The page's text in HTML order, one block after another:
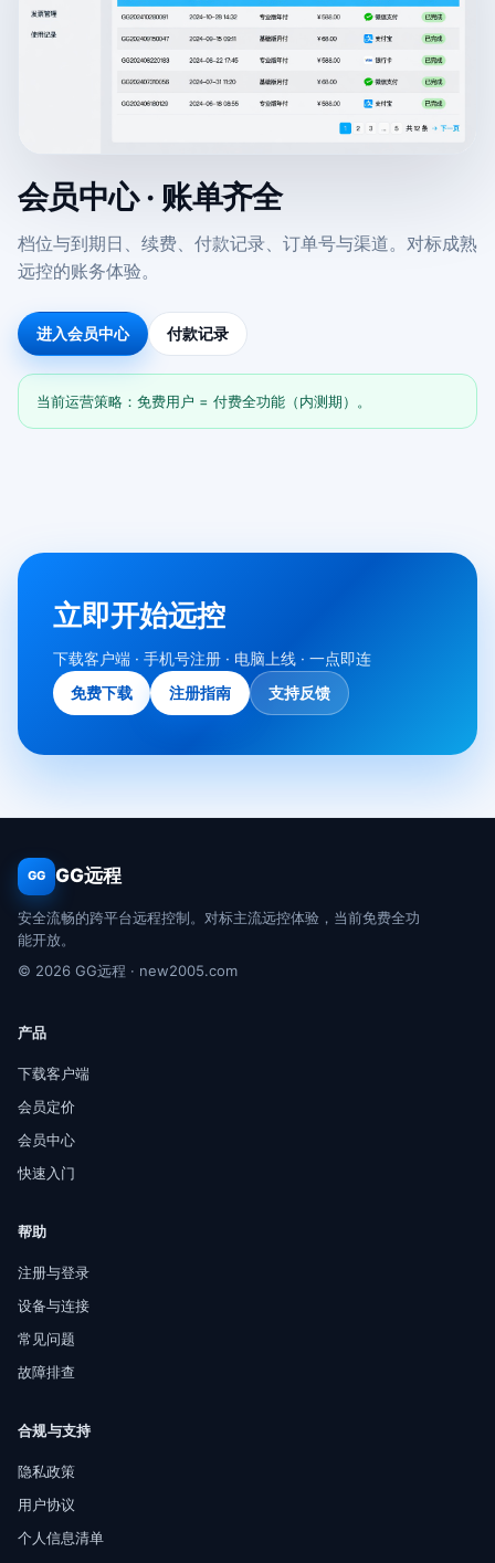
会员中心 · 账单齐全
档位与到期日、续费、付款记录、订单号与渠道。对标成熟
远控的账务体验。
进入会员中心 付款记录
当前运营策略：免费用户 = 付费全功能（内测期）。
立即开始远控
下载客户端 · 手机号注册 · 电脑上线 · 一点即连
免费下载
注册指南 支持反馈
GG GG远程
安全流畅的跨平台远程控制。对标主流远控体验，当前免费全功
能开放。
© 2026 GG远程 · new2005.com
产品
下载客户端
会员定价
会员中心
快速入门
帮助
注册与登录
设备与连接
常见问题
故障排查
合规与支持
隐私政策
用户协议
个人信息清单